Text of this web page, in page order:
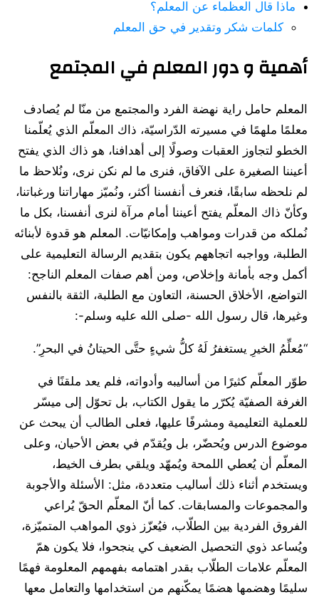
ماذا قال العظماء عن المعلم؟
كلمات شكر وتقدير في حق المعلم
أهمية و دور المعلم في المجتمع
المعلم حامل راية نهضة الفرد والمجتمع من منّا لم يُصادف
معلمًا ملهمًا في مسيرته الدّراسيّة، ذاك المعلّم الذي يُعلّمنا
الخطو لتجاوز العقبات وصولًا إلى أهدافنا، هو ذاك الذي يفتح
أعيننا الصغيرة على الآفاق، فنرى ما لم نكن نرى، ونُلاحظ ما
لم نلحظه سابقًا، فنعرف أنفسنا أكثر، ونُميّز مهاراتنا ورغباتنا،
وكأنّ ذاك المعلّم يفتح أعيننا أمام مرآة لنرى أنفسنا، بكل ما
نُملكه من قدرات ومواهب وإمكانيّات. المعلم هو قدوة لأبنائه
الطلبة، وواجبه اتجاههم يكون بتقديم الرسالة التعليمية على
أكمل وجه بأمانة وإخلاص، ومن أهم صفات المعلم الناجح:
التواضع، الأخلاق الحسنة، التعاون مع الطلبة، الثقة بالنفس
وغيرها، قال رسول الله -صلى الله عليه وسلم-:
“مُعلِّمُ الخيرِ يستغفرُ لَهُ كلُّ شيءٍ حتَّى الحيتانُ في البحرِ”.
طوّر المعلّم كثيرًا من أساليبه وأدواته، فلم يعد ملقنًا في
الغرفة الصفيّة يُكرّر ما يقول الكتاب، بل تحوّل إلى ميسّر
للعملية التعليمية ومشرفًا عليها، فعلى الطالب أن يبحث عن
موضوع الدرس ويُحضّر، بل ويُقدّم في بعض الأحيان، وعلى
المعلّم أن يُعطي اللمحة ويُمهّد ويلقي بطرف الخيط،
ويستخدم أثناء ذلك أساليب متعددة، مثل: الأسئلة والأجوبة
والمجموعات والمسابقات. كما أنّ المعلّم الحقّ يُراعي
الفروق الفردية بين الطلّاب، فيُعزّز ذوي المواهب المتميّزة،
ويُساعد ذوي التحصيل الضعيف كي ينجحوا، فلا يكون همّ
المعلّم علامات الطلّاب بقدر اهتمامه بفهمهم المعلومة فهمًا
سليمًا وهضمها هضمًا يمكّنهم من استخدامها والتعامل معها